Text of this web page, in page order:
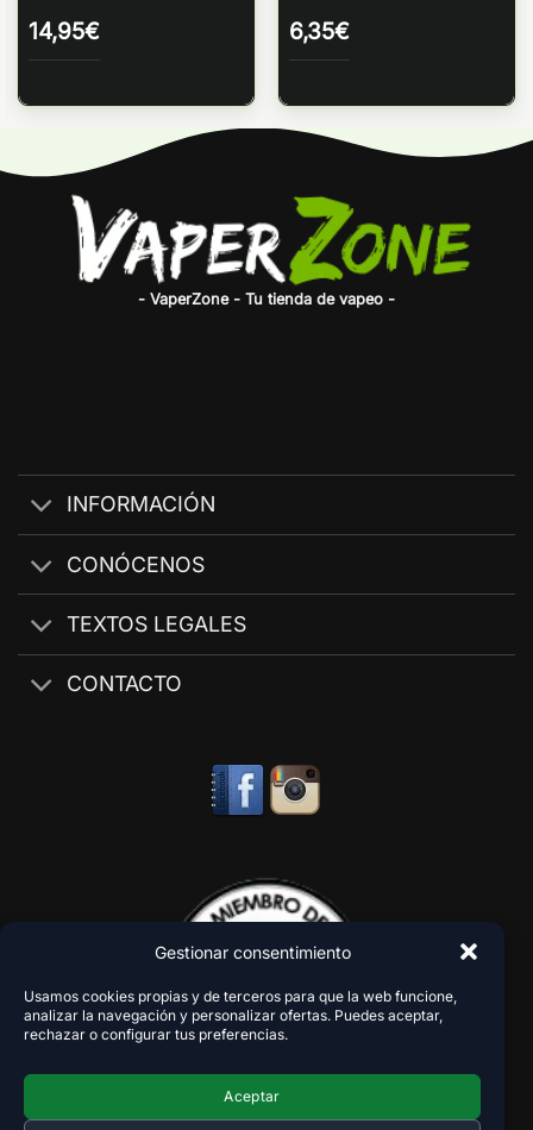
Gestionar consentimiento
Usamos cookies propias y de terceros para que la web funcione,
analizar la navegación y personalizar ofertas. Puedes aceptar,
rechazar o configurar tus preferencias.
Aceptar
14,95€ 6,35€
- VaperZone - Tu tienda de vapeo -
INFORMACIÓN
CONÓCENOS
TEXTOS LEGALES
CONTACTO